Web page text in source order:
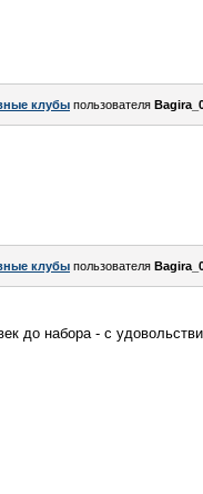
клубы пользователя
клубы пользователя
до набора - с